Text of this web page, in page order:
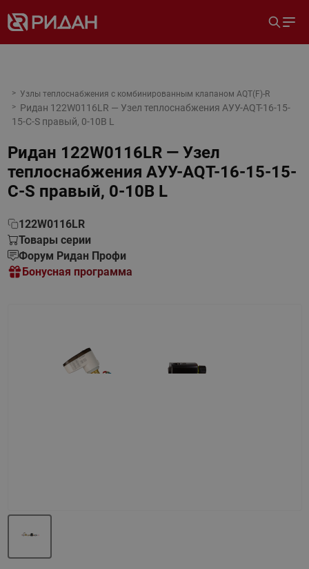
Узлы теплоснабжения с комбинированным клапаном AQT(F)-R
Ридан 122W0116LR — Узел теплоснабжения АУУ-AQT-16-15-
15-C-S правый, 0-10В L
Ридан 122W0116LR — Узел
теплоснабжения АУУ-AQT-16-15-15-
C-S правый, 0-10В L
122W0116LR
Товары серии
Форум Ридан Профи
Бонусная программа